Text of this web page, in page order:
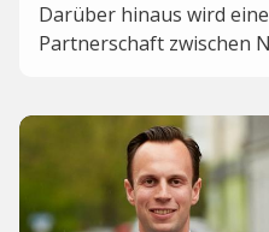
Darüber hinaus wird
Partnerschaft zwischen